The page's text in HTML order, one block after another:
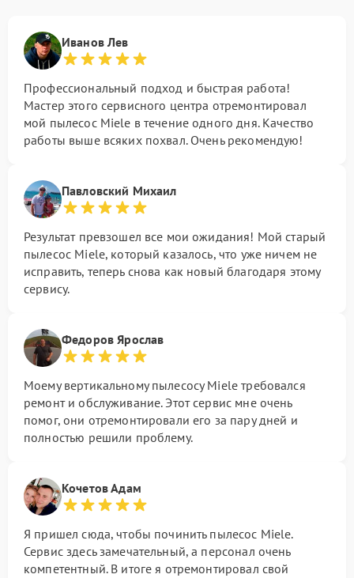
Иванов Лев
Профессиональный подход и быстрая работа!
Мастер этого сервисного центра отремонтировал
мой пылесос Miele в течение одного дня. Качество
работы выше всяких похвал. Очень рекомендую!
Павловский Михаил
Результат превзошел все мои ожидания! Мой старый
пылесос Miele, который казалось, что уже ничем не
исправить, теперь снова как новый благодаря этому
сервису.
Федоров Ярослав
Моему вертикальному пылесосу Miele требовался
ремонт и обслуживание. Этот сервис мне очень
помог, они отремонтировали его за пару дней и
полностью решили проблему.
Кочетов Адам
Я пришел сюда, чтобы починить пылесос Miele.
Сервис здесь замечательный, а персонал очень
компетентный. В итоге я отремонтировал свой